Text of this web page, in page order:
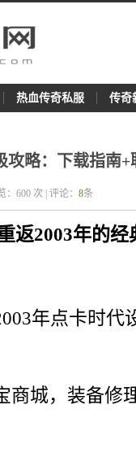
热血传奇私服 传奇
攻略：下载指南
600 次 | 评论： 8条
返2003年的经
年点卡时代
商城，装备修